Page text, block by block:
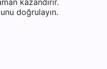
kazandırır.
doğrulayın.